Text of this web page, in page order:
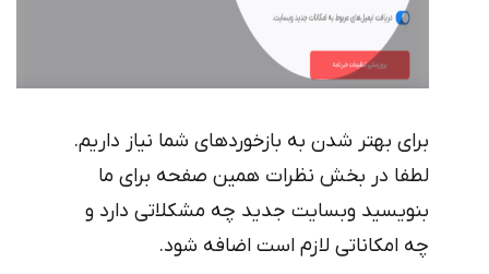
برای بهتر شدن به بازخورد‌های شما نیاز داریم.
لطفا در بخش نظرات همین صفحه برای ما
بنویسید وبسایت جدید چه مشکلاتی دارد و
چه امکاناتی لازم است اضافه شود.